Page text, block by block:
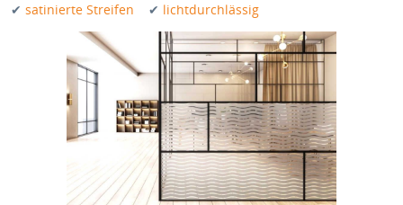
✔ satinierte Streifen ✔ lichtdurchlässig